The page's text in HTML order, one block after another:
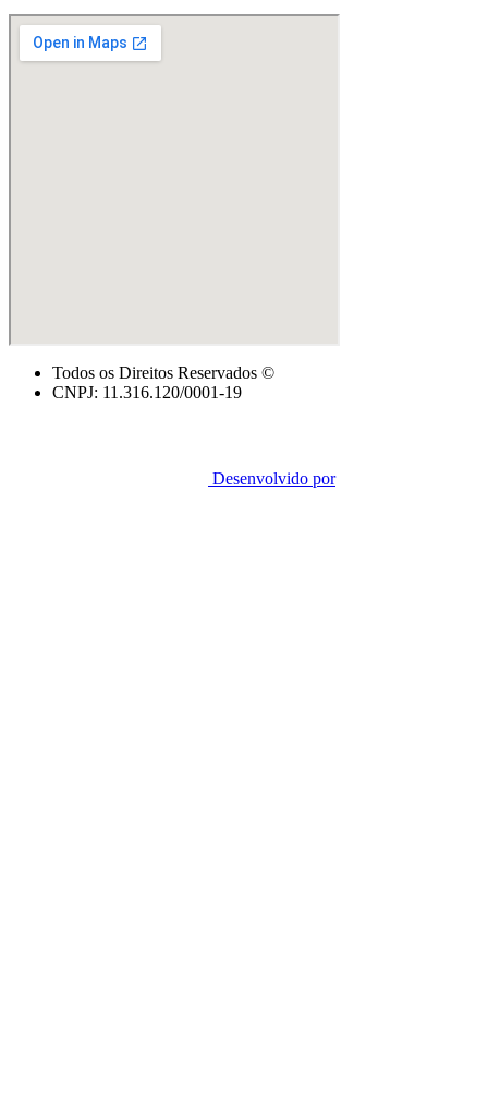
Todos os Direitos Reservados ©
CNPJ: 11.316.120/0001-19
Desenvolvido por